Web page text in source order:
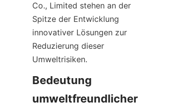
Co., Limited stehen an der
Spitze der Entwicklung
innovativer Lösungen zur
Reduzierung dieser
Umweltrisiken.
Bedeutung
umweltfreundlicher